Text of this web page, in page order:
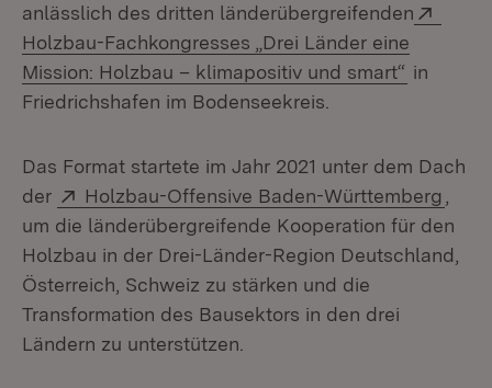
anlässlich des dritten länderübergreifenden
Holzbau-Fachkongresses „Drei Länder eine
Mission: Holzbau – klimapositiv und smart“ (Öffnet
in
Friedrichshafen im Bodenseekreis.
Das Format startete im Jahr 2021 unter dem Dach
der
Extern:
Holzbau-Offensive Baden-Württemberg
um die länderübergreifende Kooperation für den
Holzbau in der Drei-Länder-Region Deutschland,
Österreich, Schweiz zu stärken und die
Transformation des Bausektors in den drei
Ländern zu unterstützen.